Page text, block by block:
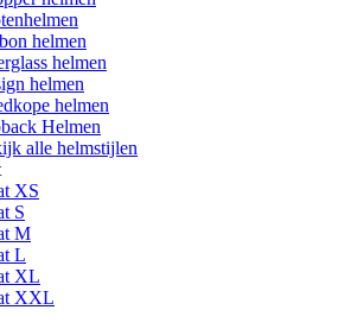
helmen
helmen
helmen
helmen
Helmen
alle helmstijlen
XS
S
M
L
XL
XXL